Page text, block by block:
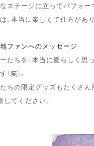
ステージに立ってパフォー
、本当に楽しくて仕方があ
ファンへのメッセージ
ちを、本当に愛らしく思
笑）。
ちの限定グッズもたくさ
てください。